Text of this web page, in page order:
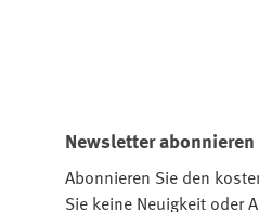
Newsletter abonnieren
Abonnieren Sie den
Sie keine Neuigkeit oder